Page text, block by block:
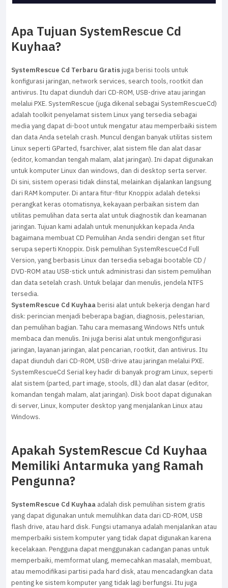
Apa Tujuan SystemRescue Cd
Kuyhaa?
SystemRescue Cd Terbaru Gratisjuga berisi tools untuk
konfigurasi jaringan, network services, search tools, rootkit dan
antivirus. Itu dapat diunduh dari CD-ROM, USB-drive atau jaringan
melalui PXE. SystemRescue (juga dikenal sebagai SystemRescueCd)
adalah toolkit penyelamat sistem Linux yang tersedia sebagai
media yang dapat di-boot untuk mengatur atau memperbaiki sistem
dan data Anda setelah crash. Muncul dengan banyak utilitas sistem
Linux seperti GParted, fsarchiver, alat sistem file dan alat dasar
(editor, komandan tengah malam, alat jaringan). Ini dapat digunakan
untuk komputer Linux dan windows, dan di desktop serta server.
Di sini, sistem operasi tidak diinstal, melainkan dijalankan langsung
dari RAM komputer. Di antara fitur-fitur Knoppix adalah deteksi
perangkat keras otomatisnya, kekayaan perbaikan sistem dan
utilitas pemulihan data serta alat untuk diagnostik dan keamanan
jaringan. Tujuan kami adalah untuk menunjukkan kepada Anda
bagaimana membuat CD Pemulihan Anda sendiri dengan set fitur
serupa seperti Knoppix. Disk pemulihan SystemRescueCd Full
Version, yang berbasis Linux dan tersedia sebagai bootable CD /
DVD-ROM atau USB-stick untuk administrasi dan sistem pemulihan
dan data setelah crash. Untuk belajar dan menulis, jendela NTFS
tersedia.
SystemRescue Cd Kuyhaaberisi alat untuk bekerja dengan hard
disk: perincian menjadi beberapa bagian, diagnosis, pelestarian,
dan pemulihan bagian. Tahu cara memasang Windows Ntfs untuk
membaca dan menulis. Ini juga berisi alat untuk mengonfigurasi
jaringan, layanan jaringan, alat pencarian, rootkit, dan antivirus. Itu
dapat diunduh dari CD-ROM, USB-drive atau jaringan melalui PXE.
SystemRescueCd Serial key hadir di banyak program Linux, seperti
alat sistem (parted, part image, stools, dll.) dan alat dasar (editor,
komandan tengah malam, alat jaringan). Disk boot dapat digunakan
di server, Linux, komputer desktop yang menjalankan Linux atau
Windows.
Apakah SystemRescue Cd Kuyhaa
Memiliki Antarmuka yang Ramah
Pengunna?
SystemRescue Cd Kuyhaa adalah disk pemulihan sistem gratis
yang dapat digunakan untuk memulihkan data dari CD-ROM, USB
flash drive, atau hard disk. Fungsi utamanya adalah menjalankan atau
memperbaiki sistem komputer yang tidak dapat digunakan karena
kecelakaan. Pengguna dapat menggunakan cadangan panas untuk
memperbaiki, memformat ulang, memecahkan masalah, membuat,
atau memodifikasi partisi pada hard disk, atau mencadangkan data
penting ke sistem komputer yang tidak lagi berfungsi. Itu juga